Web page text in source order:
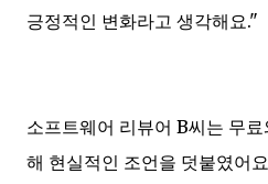
긍정적인 변화라고 생각해요."
소프트웨어 리뷰어 B씨는 무
해 현실적인 조언을 덧붙였어